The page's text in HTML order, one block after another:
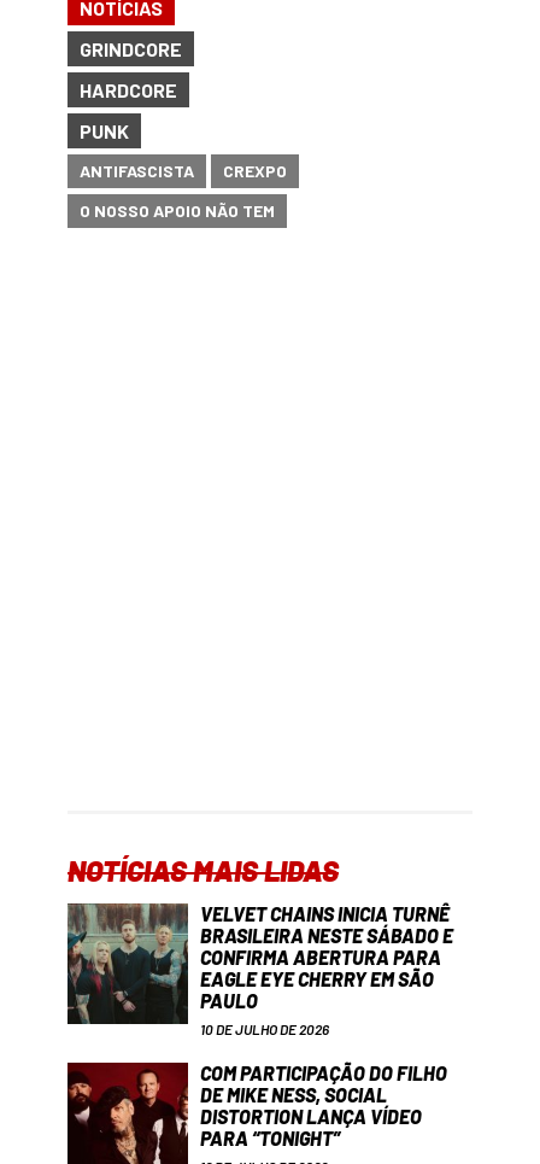
NOTÍCIAS
GRINDCORE
HARDCORE
PUNK
ANTIFASCISTA
CREXPO
O NOSSO APOIO NÃO TEM
NOTÍCIAS MAIS LIDAS
VELVET CHAINS INICIA TURNÊ
BRASILEIRA NESTE SÁBADO E
CONFIRMA ABERTURA PARA
EAGLE EYE CHERRY EM SÃO
PAULO
10 DE JULHO DE 2026
COM PARTICIPAÇÃO DO FILHO
DE MIKE NESS, SOCIAL
DISTORTION LANÇA VÍDEO
PARA “TONIGHT”